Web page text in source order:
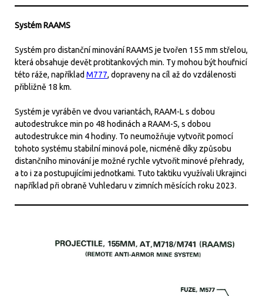
Systém RAAMS
Systém pro distanční minování RAAMS je tvořen 155 mm střelou,
která obsahuje devět protitankových min. Ty mohou být houfnicí
této ráže, například M777, dopraveny na cíl až do vzdálenosti
přibližně 18 km.
Systém je vyráběn ve dvou variantách, RAAM-L s dobou
autodestrukce min po 48 hodinách a RAAM-S, s dobou
autodestrukce min 4 hodiny. To neumožňuje vytvořit pomocí
tohoto systému stabilní minová pole, nicméně díky způsobu
distančního minování je možné rychle vytvořit minové přehrady,
a to i za postupujícími jednotkami. Tuto taktiku využívali Ukrajinci
například při obraně Vuhledaru v zimních měsících roku 2023.